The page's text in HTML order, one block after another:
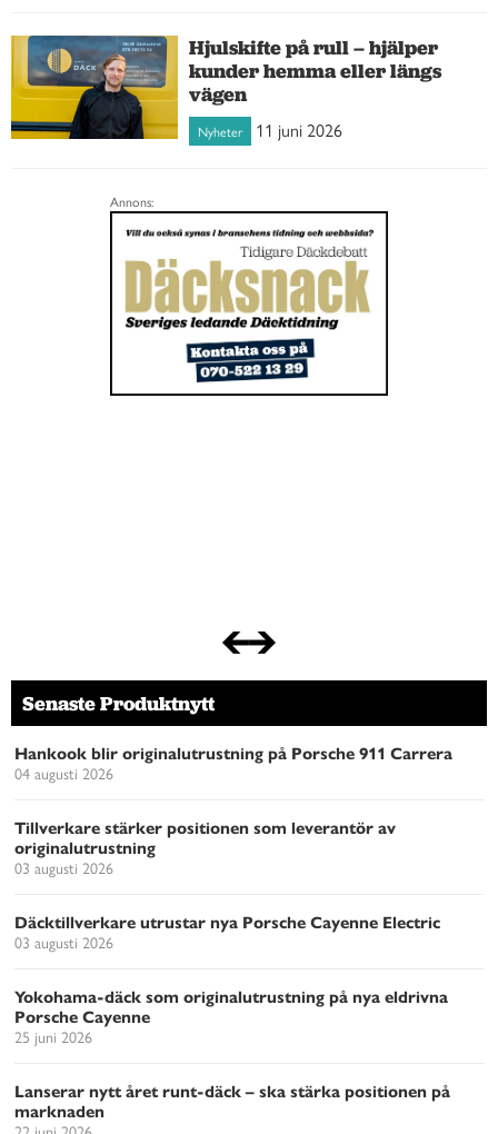
Hjulskifte på rull – hjälper
kunder hemma eller längs
vägen
Nyheter 11 juni 2026
Annons:
Senaste Produktnytt
Hankook blir originalutrustning på Porsche 911 Carrera
04 augusti 2026
Tillverkare stärker positionen som leverantör av
originalutrustning
03 augusti 2026
Däcktillverkare utrustar nya Porsche Cayenne Electric
03 augusti 2026
Yokohama-däck som originalutrustning på nya eldrivna
Porsche Cayenne
25 juni 2026
Lanserar nytt året runt-däck – ska stärka positionen på
marknaden